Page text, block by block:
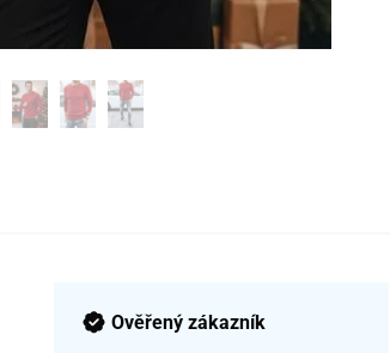
Ověřený zákazník